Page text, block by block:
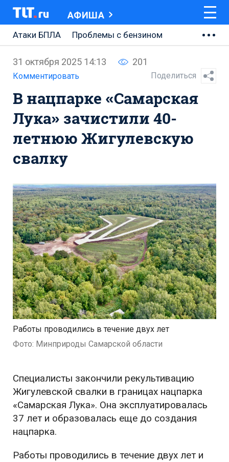
АФИША
Атаки БПЛА
Проблемы с бензином
АВТОВАЗ
Ремонт Центральной площади
Ремонт Обводного шоссе
Набережная Тольятти
Неделя Тольятти
31 октября 2025 14:13 201
Комментировать Поделиться
В нацпарке «Самарская
Лука» зачистили 40-
летнюю Жигулевскую
свалку
Работы проводились в течение двух лет
Фото: Минприроды Самарской области
Специалисты закончили рекультивацию
Жигулевской свалки в границах нацпарка
«Самарская Лука». Она эксплуатировалась
37 лет и образовалась еще до создания
нацпарка.
Работы проводились в течение двух лет и